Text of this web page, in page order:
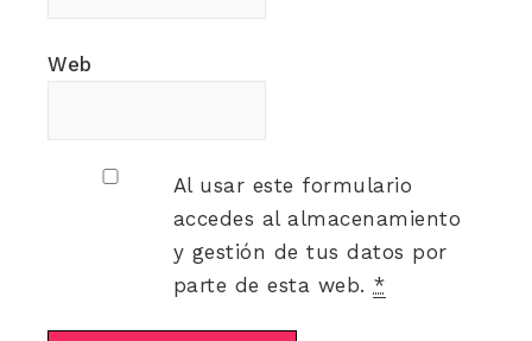
Web
Al usar este formulario
accedes al almacenamiento
y gestión de tus datos por
parte de esta web. *